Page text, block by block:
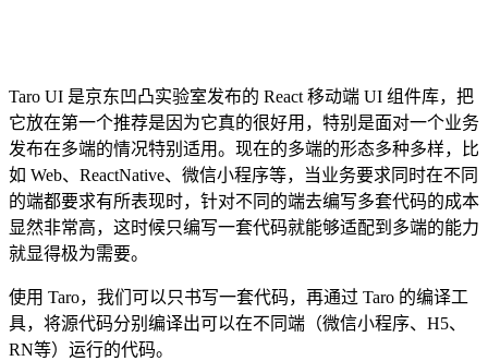
Taro UI 是京东凹凸实验室发布的 React 移动端 UI 组件库，把
它放在第一个推荐是因为它真的很好用，特别是面对一个业务
发布在多端的情况特别适用。现在的多端的形态多种多样，比
如 Web、ReactNative、微信小程序等，当业务要求同时在不同
的端都要求有所表现时，针对不同的端去编写多套代码的成本
显然非常高，这时候只编写一套代码就能够适配到多端的能力
就显得极为需要。
使用 Taro，我们可以只书写一套代码，再通过 Taro 的编译工
具，将源代码分别编译出可以在不同端（微信小程序、H5、
RN等）运行的代码。